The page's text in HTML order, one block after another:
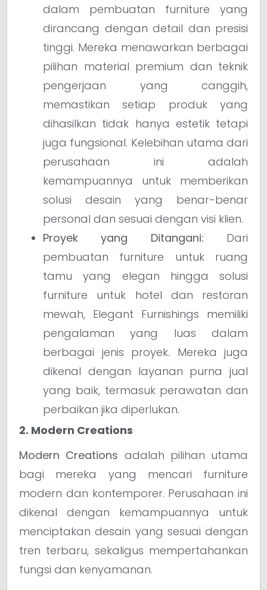
dalam pembuatan furniture yang
dirancang dengan detail dan presisi
tinggi. Mereka menawarkan berbagai
pilihan material premium dan teknik
pengerjaan yang canggih,
memastikan setiap produk yang
dihasilkan tidak hanya estetik tetapi
juga fungsional. Kelebihan utama dari
perusahaan ini adalah
kemampuannya untuk memberikan
solusi desain yang benar-benar
personal dan sesuai dengan visi klien.
Proyek yang Ditangani: Dari
pembuatan furniture untuk ruang
tamu yang elegan hingga solusi
furniture untuk hotel dan restoran
mewah, Elegant Furnishings memiliki
pengalaman yang luas dalam
berbagai jenis proyek. Mereka juga
dikenal dengan layanan purna jual
yang baik, termasuk perawatan dan
perbaikan jika diperlukan.
2. Modern Creations
Modern Creations adalah pilihan utama
bagi mereka yang mencari furniture
modern dan kontemporer. Perusahaan ini
dikenal dengan kemampuannya untuk
menciptakan desain yang sesuai dengan
tren terbaru, sekaligus mempertahankan
fungsi dan kenyamanan.